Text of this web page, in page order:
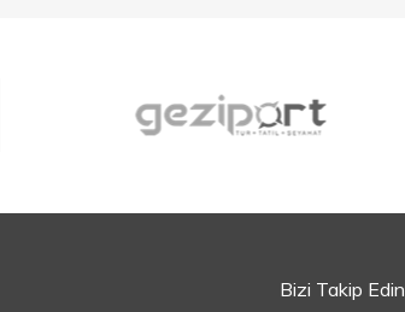
Bizi Takip Edin